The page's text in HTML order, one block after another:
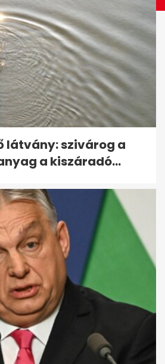
65 ezres jegyeladás
DJ-szettjére, mint
látvány: szivárog a
a kiszáradó...